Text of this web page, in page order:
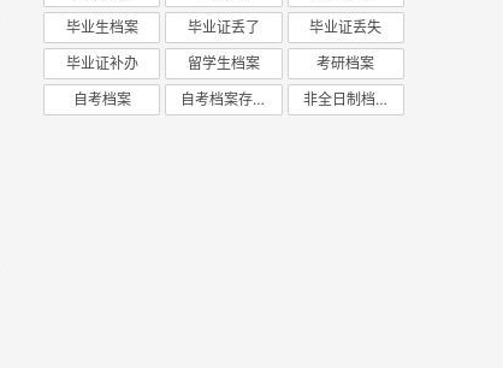
毕业生档案 毕业证丢了 毕业证丢失
毕业证补办 留学生档案 考研档案
自考档案 自考档案存放 非全日制档案